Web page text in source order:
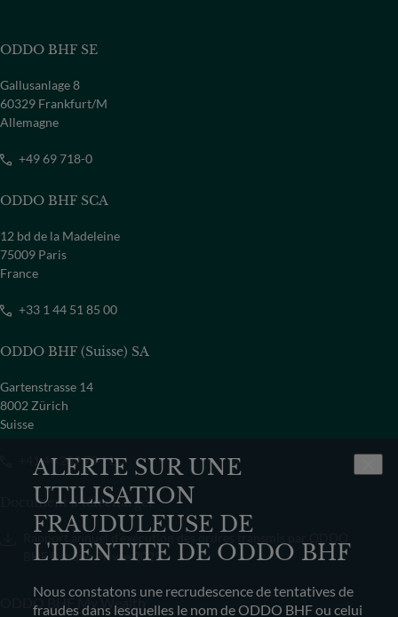
ALERTE SUR UNE
UTILISATION
FRAUDULEUSE DE
L'IDENTITE DE ODDO BHF
Nous constatons une recrudescence de tentatives de
fraudes dans lesquelles le nom de ODDO BHF ou celui
ODDO BHF SE
Gallusanlage 8
60329 Frankfurt/M
Allemagne
+49 69 718-0
ODDO BHF SCA
12 bd de la Madeleine
75009 Paris
France
+33 1 44 51 85 00
ODDO BHF (Suisse) SA
Gartenstrasse 14
8002 Zürich
Suisse
+41 44 209 75 11
Document à télécharger
BHF Banque Privée 2022
ODDO BHF My Wealth